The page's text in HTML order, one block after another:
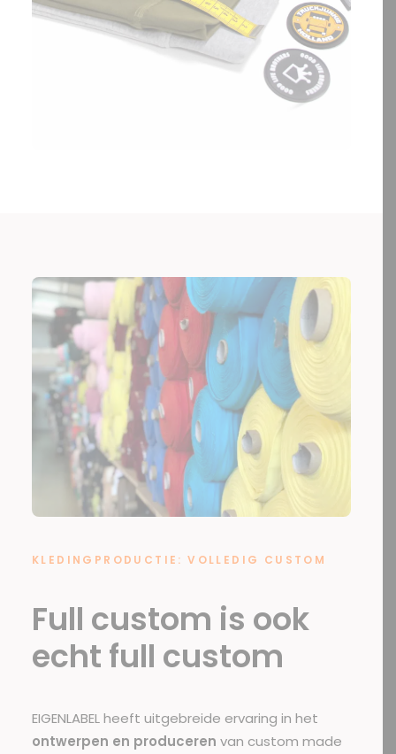
KLEDINGPRODUCTIE: VOLLEDIG CUSTOM
Full custom is ook
echt full custom
EIGENLABEL heeft uitgebreide ervaring in het
ontwerpen en produceren van custom made